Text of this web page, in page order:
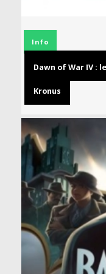
Info
Dawn of War IV :
Kronus